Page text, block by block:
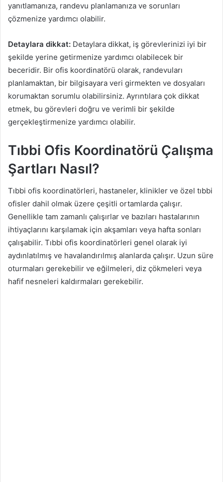
yanıtlamanıza, randevu planlamanıza ve sorunları
çözmenize yardımcı olabilir.
Detaylara dikkat: Detaylara dikkat, iş görevlerinizi iyi bir
şekilde yerine getirmenize yardımcı olabilecek bir
beceridir. Bir ofis koordinatörü olarak, randevuları
planlamaktan, bir bilgisayara veri girmekten ve dosyaları
korumaktan sorumlu olabilirsiniz. Ayrıntılara çok dikkat
etmek, bu görevleri doğru ve verimli bir şekilde
gerçekleştirmenize yardımcı olabilir.
Tıbbi Ofis Koordinatörü Çalışma
Şartları Nasıl?
Tıbbi ofis koordinatörleri, hastaneler, klinikler ve özel tıbbi
ofisler dahil olmak üzere çeşitli ortamlarda çalışır.
Genellikle tam zamanlı çalışırlar ve bazıları hastalarının
ihtiyaçlarını karşılamak için akşamları veya hafta sonları
çalışabilir. Tıbbi ofis koordinatörleri genel olarak iyi
aydınlatılmış ve havalandırılmış alanlarda çalışır. Uzun süre
oturmaları gerekebilir ve eğilmeleri, diz çökmeleri veya
hafif nesneleri kaldırmaları gerekebilir.